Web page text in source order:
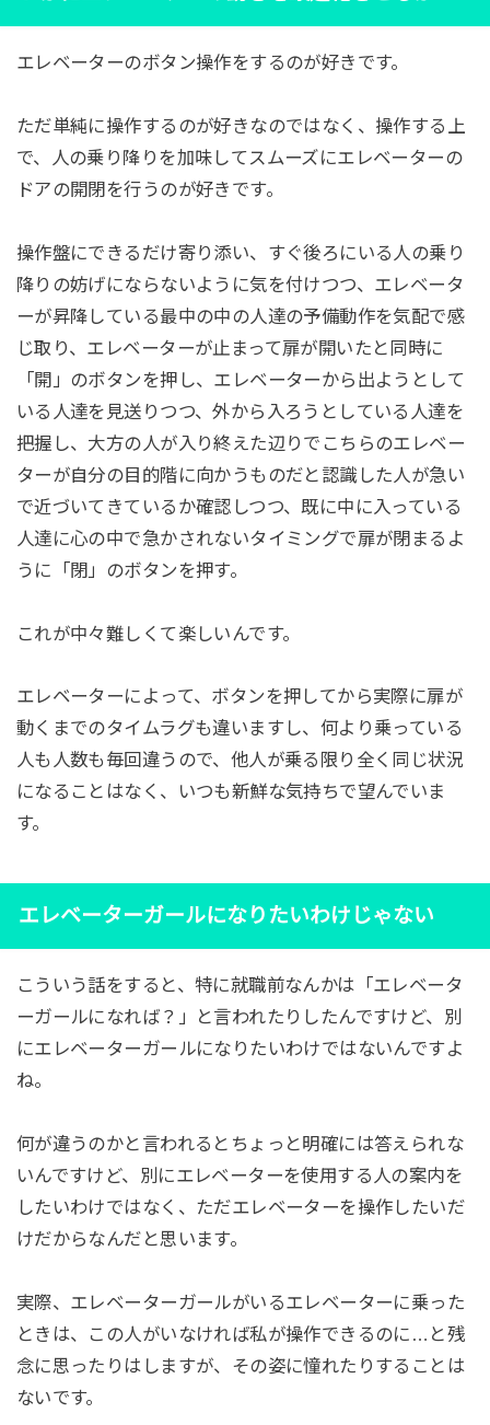
エレベーターのボタン操作をするのが好きです。
ただ単純に操作するのが好きなのではなく、操作する上
で、人の乗り降りを加味してスムーズにエレベーターの
ドアの開閉を行うのが好きです。
操作盤にできるだけ寄り添い、すぐ後ろにいる人の乗り
降りの妨げにならないように気を付けつつ、エレベータ
ーが昇降している最中の中の人達の予備動作を気配で感
じ取り、エレベーターが止まって扉が開いたと同時に
「開」のボタンを押し、エレベーターから出ようとして
いる人達を見送りつつ、外から入ろうとしている人達を
把握し、大方の人が入り終えた辺りでこちらのエレベー
ターが自分の目的階に向かうものだと認識した人が急い
で近づいてきているか確認しつつ、既に中に入っている
人達に心の中で急かされないタイミングで扉が閉まるよ
うに「閉」のボタンを押す。
これが中々難しくて楽しいんです。
エレベーターによって、ボタンを押してから実際に扉が
動くまでのタイムラグも違いますし、何より乗っている
人も人数も毎回違うので、他人が乗る限り全く同じ状況
になることはなく、いつも新鮮な気持ちで望んでいま
す。
エレベーターガールになりたいわけじゃない
こういう話をすると、特に就職前なんかは「エレベータ
ーガールになれば？」と言われたりしたんですけど、別
にエレベーターガールになりたいわけではないんですよ
ね。
何が違うのかと言われるとちょっと明確には答えられな
いんですけど、別にエレベーターを使用する人の案内を
したいわけではなく、ただエレベーターを操作したいだ
けだからなんだと思います。
実際、エレベーターガールがいるエレベーターに乗った
ときは、この人がいなければ私が操作できるのに…と残
念に思ったりはしますが、その姿に憧れたりすることは
ないです。